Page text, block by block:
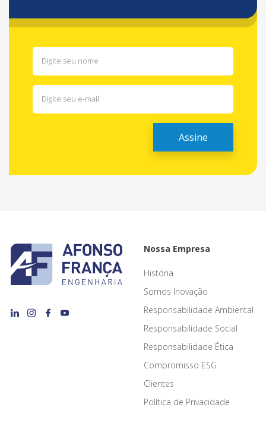
Nossa Empresa
História
Somos Inovação
Responsabilidade Ambiental
Responsabilidade Social
Responsabilidade Ética
Compromisso ESG
Clientes
Política de Privacidade